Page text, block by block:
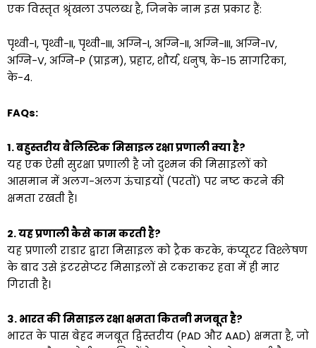
एक विस्तृत श्रृंखला उपलब्ध है, जिनके नाम इस प्रकार हैं:
पृथ्वी-I, पृथ्वी-II, पृथ्वी-III, अग्नि-I, अग्नि-II, अग्नि-III, अग्नि-IV,
अग्नि-V, अग्नि-P (प्राइम), प्रहार, शौर्य, धनुष, के-15 सागरिका,
के-4.
FAQs:
1. बहुस्तरीय बैलिस्टिक मिसाइल रक्षा प्रणाली क्या है?
यह एक ऐसी सुरक्षा प्रणाली है जो दुश्मन की मिसाइलों को
आसमान में अलग-अलग ऊंचाइयों (परतों) पर नष्ट करने की
क्षमता रखती है।
2. यह प्रणाली कैसे काम करती है?
यह प्रणाली राडार द्वारा मिसाइल को ट्रैक करके, कंप्यूटर विश्लेषण
के बाद उसे इंटरसेप्टर मिसाइलों से टकराकर हवा में ही मार
गिराती है।
3. भारत की मिसाइल रक्षा क्षमता कितनी मजबूत है?
भारत के पास बेहद मजबूत द्विस्तरीय (PAD और AAD) क्षमता है, जो